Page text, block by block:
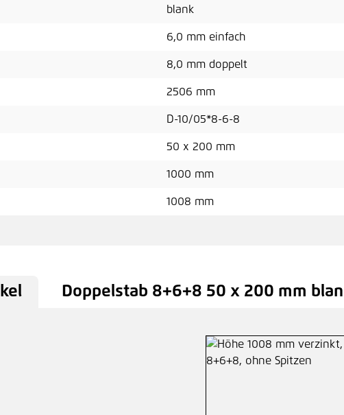
blank
6,0 mm einfach
8,0 mm doppelt
2506 mm
D-10/05*8-6-8
50 x 200 mm
1000 mm
1008 mm
Doppelstab 8+6+8 50 x 200 mm